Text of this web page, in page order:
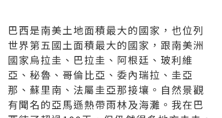
巴西是南美土地面積最大的國家，也位列
世界第五國土面積最大的國家，跟南美洲
國家烏拉圭、巴拉圭、阿根廷、玻利維
亞、秘魯、哥倫比亞、委內瑞拉、圭亞
那、蘇里南、法屬圭亞那接壤。自然景觀
有聞名的亞馬遜熱帶雨林及海灘。我在巴